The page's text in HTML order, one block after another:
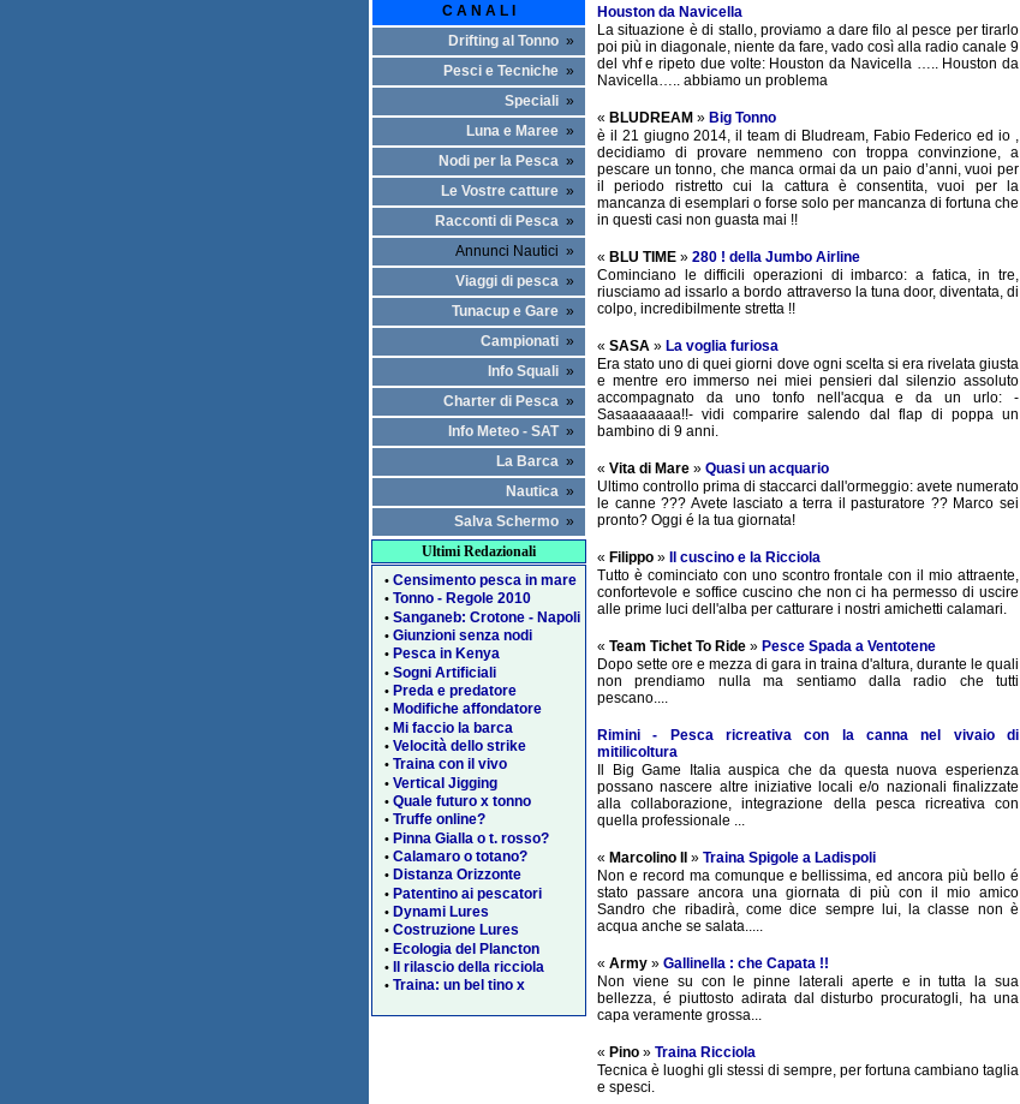
C A N A L I
Drifting al Tonno »
Pesci e Tecniche »
Speciali »
Luna e Maree »
Nodi per la Pesca »
Le Vostre catture »
Racconti di Pesca »
Annunci Nautici »
Viaggi di pesca »
Tunacup e Gare »
Campionati »
Info Squali »
Charter di Pesca »
Info Meteo - SAT»
La Barca »
Nautica »
Salva Schermo »
Ultimi Redazionali
• Censimento pesca in mare
• Tonno - Regole 2010
• Sanganeb: Crotone - Napoli
• Giunzioni senza nodi
• Pesca in Kenya
• Sogni Artificiali
• Preda e predatore
• Modifiche affondatore
• Mi faccio la barca
• Velocità dello strike
• Traina con il vivo
• Vertical Jigging
• Quale futuro x tonno
• Truffe online?
• Pinna Gialla o t. rosso?
• Calamaro o totano?
• Distanza Orizzonte
• Patentino ai pescatori
• Dynami Lures
• Costruzione Lures
• Ecologia del Plancton
• Il rilascio della ricciola
• Traina: un bel tino x
Houston da Navicella
La situazione è di stallo, proviamo a dare filo al pesce per tirarlo
poi più in diagonale, niente da fare, vado così alla radio canale 9
del vhf e ripeto due volte: Houston da Navicella ….. Houston da
Navicella….. abbiamo un problema
« BLUDREAM » Big Tonno
è il 21 giugno 2014, il team di Bludream, Fabio Federico ed io ,
decidiamo di provare nemmeno con troppa convinzione, a
pescare un tonno, che manca ormai da un paio d’anni, vuoi per
il periodo ristretto cui la cattura è consentita, vuoi per la
mancanza di esemplari o forse solo per mancanza di fortuna che
in questi casi non guasta mai !!
« BLU TIME » 280 ! della Jumbo Airline
Cominciano le difficili operazioni di imbarco: a fatica, in tre,
riusciamo ad issarlo a bordo attraverso la tuna door, diventata, di
colpo, incredibilmente stretta !!
« SASA » La voglia furiosa
Era stato uno di quei giorni dove ogni scelta si era rivelata giusta
e mentre ero immerso nei miei pensieri dal silenzio assoluto
accompagnato da uno tonfo nell'acqua e da un urlo: -
Sasaaaaaaa!!- vidi comparire salendo dal flap di poppa un
bambino di 9 anni.
« Vita di Mare » Quasi un acquario
Ultimo controllo prima di staccarci dall'ormeggio: avete numerato
le canne ??? Avete lasciato a terra il pasturatore ?? Marco sei
pronto? Oggi é la tua giornata!
« Filippo »
Il cuscino e la Ricciola
Tutto è cominciato con uno scontro frontale con il mio attraente,
confortevole e soffice cuscino che non ci ha permesso di uscire
alle prime luci dell'alba per catturare i nostri amichetti calamari.
« Team Tichet To Ride » Pesce Spada a Ventotene
Dopo sette ore e mezza di gara in traina d'altura, durante le quali
non prendiamo nulla ma sentiamo dalla radio che tutti
pescano....
Rimini - Pesca ricreativa con la canna nel vivaio di
mitilicoltura
Il Big Game Italia auspica che da questa nuova esperienza
possano nascere altre iniziative locali e/o nazionali finalizzate
alla collaborazione, integrazione della pesca ricreativa con
quella professionale ...
« Marcolino II » Traina Spigole a Ladispoli
Non e record ma comunque e bellissima, ed ancora più bello é
stato passare ancora una giornata di più con il mio amico
Sandro che ribadirà, come dice sempre lui, la classe non è
acqua anche se salata.....
« Army » Gallinella : che Capata !!
Non viene su con le pinne laterali aperte e in tutta la sua
bellezza, é piuttosto adirata dal disturbo procuratogli, ha una
capa veramente grossa...
« Pino » Traina Ricciola
Tecnica è luoghi gli stessi di sempre, per fortuna cambiano taglia
e spesci.